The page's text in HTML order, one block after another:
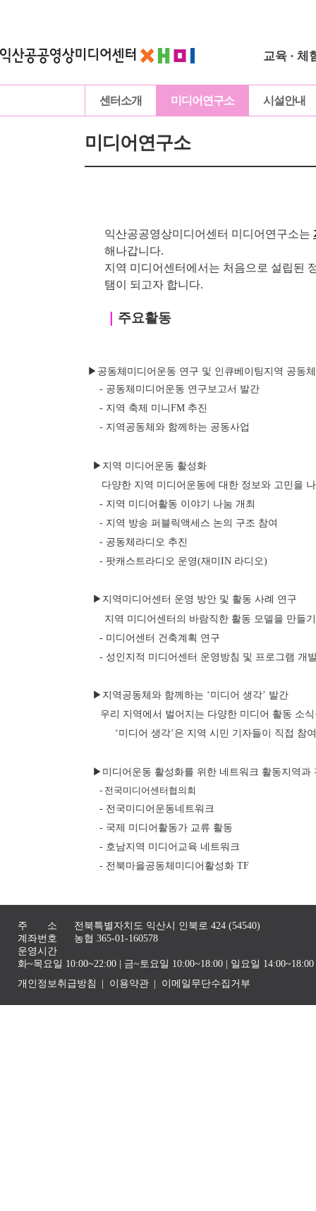
교육 · 체
센터소개 미디어연구소 시설안내
미디어연구소
익산공공영상미디어센터 미디어연구소는
해나갑니다.
지역 미디어센터에서는 처음으로 설립된
탬이 되고자 합니다.
주요활동
▶공동체미디어운동 연구 및 인큐베이팅지역 공동
- 공동체미디어운동 연구보고서 발간
- 지역 축제 미니FM 추진
- 지역공동체와 함께하는 공동사업
▶지역 미디어운동 활성화
다양한 지역 미디어운동에 대한 정보와 고민
- 지역 미디어활동 이야기 나눔 개최
- 지역 방송 퍼블릭액세스 논의 구조 참여
- 공동체라디오 추진
- 팟캐스트라디오 운영(재미IN 라디오)
▶지역미디어센터 운영 방안 및 활동 사례 연구
지역 미디어센터의 바람직한 활동 모델을 만
- 미디어센터 건축계획 연구
- 성인지적 미디어센터 운영방침 및 프로그램 개
▶지역공동체와 함께하는 ‘미디어 생각’ 발간
우리 지역에서 벌어지는 다양한 미디어 활동 소
‘미디어 생각’은 지역 시민 기자들이 직접 참
▶미디어운동 활성화를 위한 네트워크 활동지역
- 전국미디어센터협의회
- 전국미디어운동네트워크
- 국제 미디어활동가 교류 활동
- 호남지역 미디어교육 네트워크
- 전북마을공동체미디어활성화 TF
주 소
전북특별자치도 익산시 인북로 424 (54540)
계좌번호
농협 365-01-160578
운영시간
화~목요일 10:00~22:00 | 금~토요일 10:00~18:00 | 일요일
개인정보취급방침
이용약관 이메일무단수집거부